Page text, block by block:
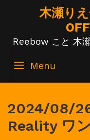
木瀬り
Reebow こと 木
Menu
2024/08/
Reality ワ